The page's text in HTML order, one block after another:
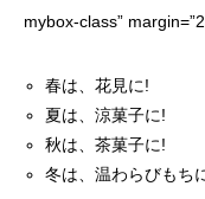
mybox-class”
春は、花見に!
夏は、涼菓子に!
秋は、茶菓子に!
冬は、温わらびもち